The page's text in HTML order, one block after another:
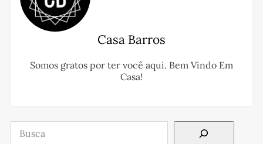
Casa Barros
Somos gratos por ter você aqui. Bem Vindo Em
Casa!
Pesquisar